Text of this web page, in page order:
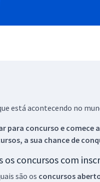
está acontecendo no
para concurso e comece
a sua chance de
concursos com
são os concursos